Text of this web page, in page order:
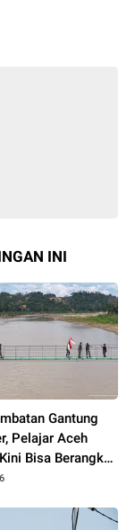
INI
Gantung
Pelajar Aceh
Bisa Berangkat
Mudah